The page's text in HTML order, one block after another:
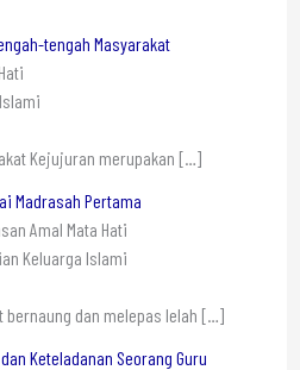
tengah Masyarakat
Kejujuran merupakan […]
Madrasah Pertama
Amal Mata Hati
Keluarga Islami
bernaung dan melepas lelah […]
Keteladanan Seorang Guru